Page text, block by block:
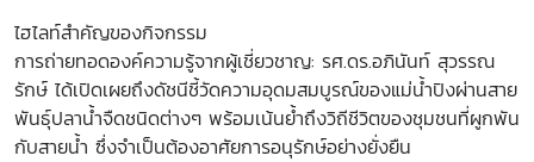
ไฮไลท์สำคัญของกิจกรรม
การถ่ายทอดองค์ความรู้จากผู้เชี่ยวชาญ: รศ.ดร.อภินันท์ สุวรรณ
รักษ์ ได้เปิดเผยถึงดัชนีชี้วัดความอุดมสมบูรณ์ของแม่น้ำปิงผ่านสาย
พันธุ์ปลาน้ำจืดชนิดต่างๆ พร้อมเน้นย้ำถึงวิถีชีวิตของชุมชนที่ผูกพัน
กับสายน้ำ ซึ่งจำเป็นต้องอาศัยการอนุรักษ์อย่างยั่งยืน